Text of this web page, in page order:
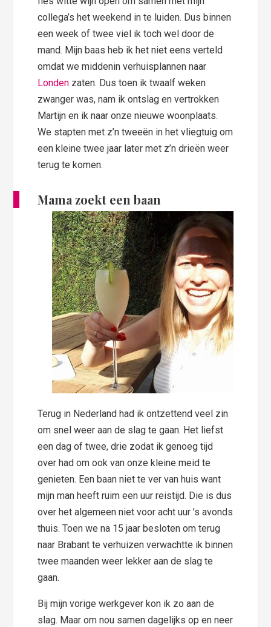
collega’s het weekend in te luiden. Dus binnen
een week of twee viel ik toch wel door de
mand. Mijn baas heb ik het niet eens verteld
omdat we middenin verhuisplannen naar
Londen zaten. Dus toen ik twaalf weken
zwanger was, nam ik ontslag en vertrokken
Martijn en ik naar onze nieuwe woonplaats.
We stapten met z’n tweeën in het vliegtuig om
een kleine twee jaar later met z’n drieën weer
terug te komen.
Mama zoekt een baan
Terug in Nederland had ik ontzettend veel zin
om snel weer aan de slag te gaan. Het liefst
een dag of twee, drie zodat ik genoeg tijd
over had om ook van onze kleine meid te
genieten. Een baan niet te ver van huis want
mijn man heeft ruim een uur reistijd. Die is dus
over het algemeen niet voor acht uur ’s avonds
thuis. Toen we na 15 jaar besloten om terug
naar Brabant te verhuizen verwachtte ik binnen
twee maanden weer lekker aan de slag te
gaan.
Bij mijn vorige werkgever kon ik zo aan de
slag. Maar om nou samen dagelijks op en neer